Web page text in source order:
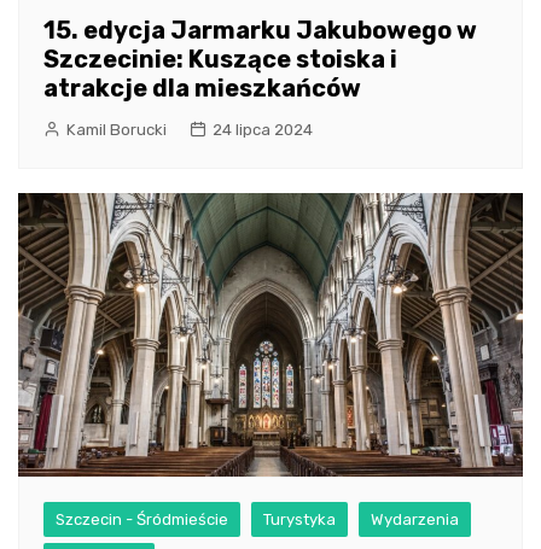
15. edycja Jarmarku Jakubowego w
Szczecinie: Kuszące stoiska i
atrakcje dla mieszkańców
Kamil Borucki 24 lipca 2024
Szczecin - Śródmieście Turystyka Wydarzenia